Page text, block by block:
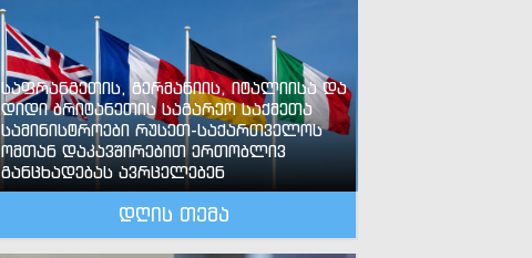
საფრანგეთის, გერმანიის, იტალიისა და
დიდი ბრიტანეთის საგარეო საქმეთა
სამინისტროები რუსეთ-საქართველოს
ომთან დაკავშირებით ერთობლივ
განცხადებას ავრცელებენ
დღის თემა